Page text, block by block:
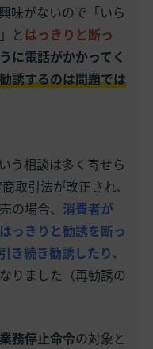
味がないので「いら
と はっきりと断っ
に電話がかかってく
誘するのは問題では
う相談は多く寄せら
取引法が改正され、
の場合、 消費者が
っきりと勧誘を断っ
き続き勧誘したり、
りました（再勧誘の
業務停止命令の対象と